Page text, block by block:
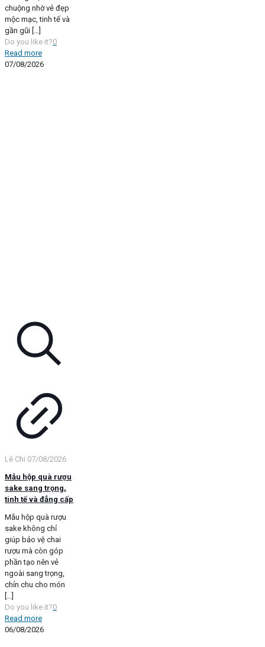
chuộng nhờ vẻ đẹp
mộc mạc, tinh tế và
gần gũi
Do you like it?0
Read more
07/08/2026
Lê Chi 07/08/2026
Mẫu hộp quà rượu
sake sang trọng,
tinh tế và đẳng cấp
Mẫu hộp quà rượu
sake không chỉ
giúp bảo vệ chai
rượu mà còn góp
phần tạo nên vẻ
ngoài sang trọng,
chỉn chu cho món
[…]
Do you like it?0
Read more
06/08/2026